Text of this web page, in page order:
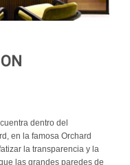
dentro del
en la famosa Orchard
la transparencia y la
las grandes paredes de